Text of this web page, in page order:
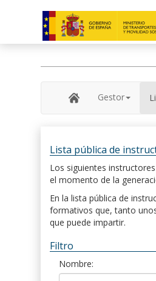
Gestor
Lista pública de
Los siguientes
el momento de la
En la lista pública de
formativos que, tanto
que puede impartir.
Filtro
Nombre: